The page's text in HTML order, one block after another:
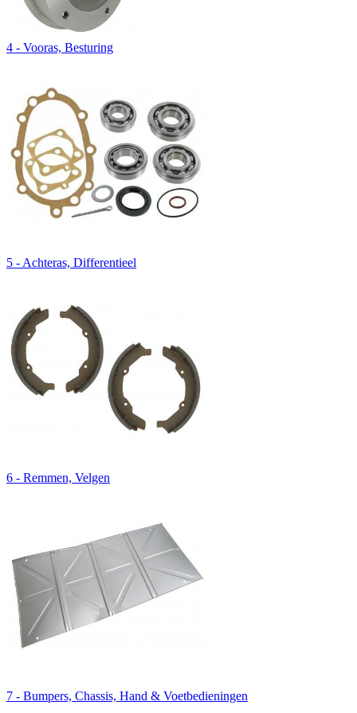
4 - Vooras, Besturing
5 - Achteras, Differentieel
6 - Remmen, Velgen
7 - Bumpers, Chassis, Hand & Voetbedieningen